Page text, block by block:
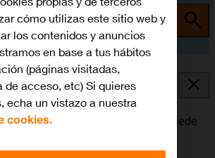
o tema
en mi contestador
mensajes en el contestador, puede
posibles al problema.
cómo utilizas este sitio web y
los contenidos y anuncios
en base a tus hábitos
(páginas visitadas,
de acceso, etc) Si quieres
echa un vistazo a nuestra
cookies.